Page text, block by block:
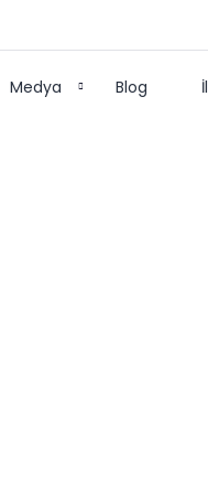
Medya Blog